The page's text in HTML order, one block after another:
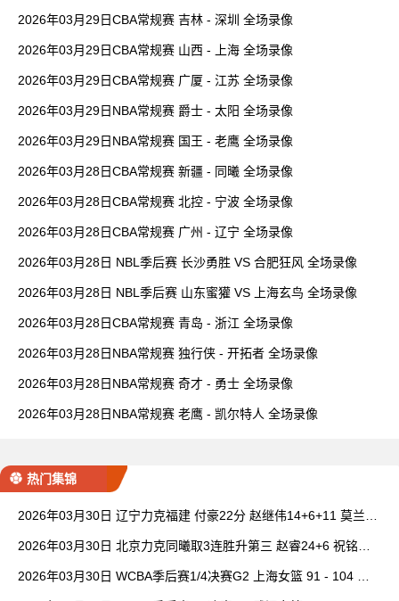
2026年03月29日CBA常规赛 吉林 - 深圳 全场录像
2026年03月29日CBA常规赛 山西 - 上海 全场录像
2026年03月29日CBA常规赛 广厦 - 江苏 全场录像
2026年03月29日NBA常规赛 爵士 - 太阳 全场录像
2026年03月29日NBA常规赛 国王 - 老鹰 全场录像
2026年03月28日CBA常规赛 新疆 - 同曦 全场录像
2026年03月28日CBA常规赛 北控 - 宁波 全场录像
2026年03月28日CBA常规赛 广州 - 辽宁 全场录像
2026年03月28日 NBL季后赛 长沙勇胜 VS 合肥狂风 全场录像
2026年03月28日 NBL季后赛 山东蜜獾 VS 上海玄鸟 全场录像
2026年03月28日CBA常规赛 青岛 - 浙江 全场录像
2026年03月28日NBA常规赛 独行侠 - 开拓者 全场录像
2026年03月28日NBA常规赛 奇才 - 勇士 全场录像
2026年03月28日NBA常规赛 老鹰 - 凯尔特人 全场录像
热门集锦
2026年03月30日 辽宁力克福建 付豪22分 赵继伟14+6+11 莫兰德
2026年03月30日 北京力克同曦取3连胜升第三 赵睿24+6 祝铭震1
2026年03月30日 WCBA季后赛1/4决赛G2 上海女篮 91 - 104 四